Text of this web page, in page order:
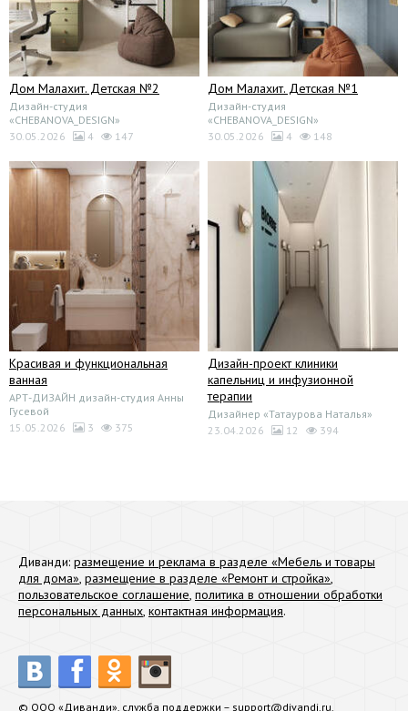
Дом Малахит. Детская №2
Дизайн-студия
«CHEBANOVA_DESIGN»
30.05.2026
4 147
Дом Малахит. Детская №1
Дизайн-студия
«CHEBANOVA_DESIGN»
30.05.2026
4 148
Красивая и функциональная
ванная
АРТ-ДИЗАЙН дизайн-студия Анны
Гусевой
15.05.2026
3 375
Дизайн-проект клиники
капельниц и инфузионной
терапии
Дизайнер «Татаурова Наталья»
23.04.2026
12 394
Диванди: размещение и реклама в разделе «Мебель и товары
для дома», размещение в разделе «Ремонт и стройка»,
пользовательское соглашение, политика в отношении обработки
персональных данных, контактная информация.
© ООО «Диванди», служба поддержки – support@divandi.ru.